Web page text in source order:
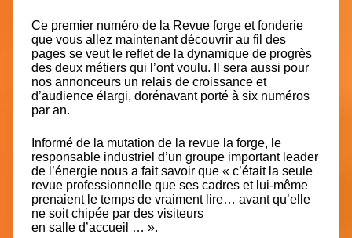
Ce premier numéro de la Revue forge et fonderie
que vous allez maintenant découvrir au fil des
pages se veut le reflet de la dynamique de progrès
des deux métiers qui l’ont voulu. Il sera aussi pour
nos annonceurs un relais de croissance et
d’audience élargi, dorénavant porté à six numéros
par an.
Informé de la mutation de la revue la forge, le
responsable industriel d’un groupe important leader
de l’énergie nous a fait savoir que « c’était la seule
revue professionnelle que ses cadres et lui-même
prenaient le temps de vraiment lire… avant qu’elle
ne soit chipée par des visiteurs
en salle d’accueil … ».